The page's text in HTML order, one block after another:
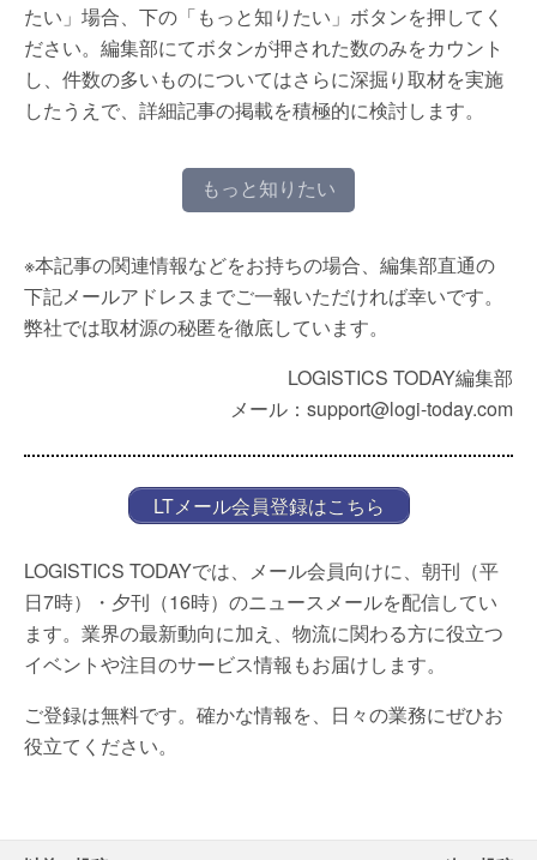
たい」場合、下の「もっと知りたい」ボタンを押してく
ださい。編集部にてボタンが押された数のみをカウント
し、件数の多いものについてはさらに深掘り取材を実施
したうえで、詳細記事の掲載を積極的に検討します。
もっと知りたい
※本記事の関連情報などをお持ちの場合、編集部直通の
下記メールアドレスまでご一報いただければ幸いです。
弊社では取材源の秘匿を徹底しています。
LOGISTICS TODAY編集部
メール：support@logi-today.com
LTメール会員登録はこちら
LOGISTICS TODAYでは、メール会員向けに、朝刊（平
日7時）・夕刊（16時）のニュースメールを配信してい
ます。業界の最新動向に加え、物流に関わる方に役立つ
イベントや注目のサービス情報もお届けします。
ご登録は無料です。確かな情報を、日々の業務にぜひお
役立てください。